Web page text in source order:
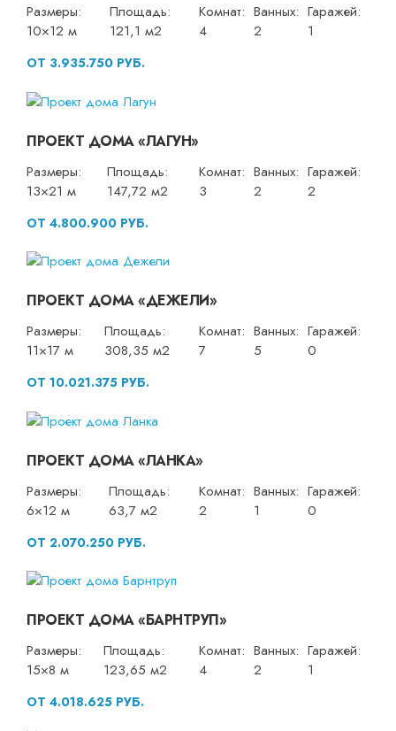
Размеры:
10×12 м
Площадь:
121,1 м2
Комнат:
4
Ванных:
2
Гаражей:
1
ОТ 3.935.750 РУБ.
ПРОЕКТ ДОМА «ЛАГУН»
Размеры:
13×21 м
Площадь:
147,72 м2
Комнат:
3
Ванных:
2
Гаражей:
2
ОТ 4.800.900 РУБ.
ПРОЕКТ ДОМА «ДЕЖЕЛИ»
Размеры:
11×17 м
Площадь:
308,35 м2
Комнат:
7
Ванных:
5
Гаражей:
0
ОТ 10.021.375 РУБ.
ПРОЕКТ ДОМА «ЛАНКА»
Размеры:
6×12 м
Площадь:
63,7 м2
Комнат:
2
Ванных:
1
Гаражей:
0
ОТ 2.070.250 РУБ.
ПРОЕКТ ДОМА «БАРНТРУП»
Размеры:
15×8 м
Площадь:
123,65 м2
Комнат:
4
Ванных:
2
Гаражей:
1
ОТ 4.018.625 РУБ.